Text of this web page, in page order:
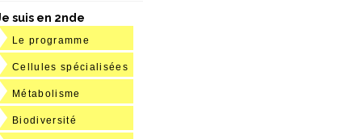
suis en 2nde
Le programme
Cellules spécialisées
Métabolisme
Biodiversité